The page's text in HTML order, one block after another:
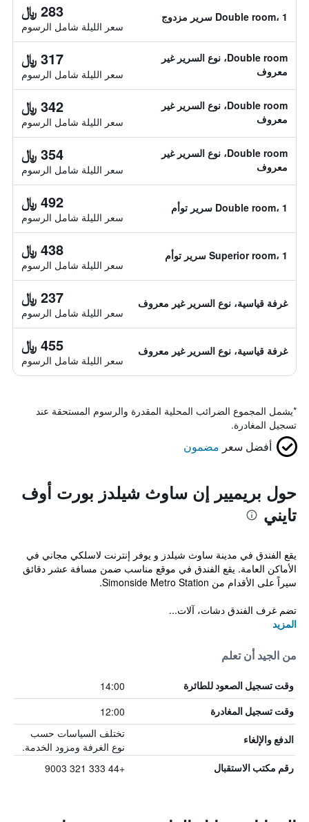
Double room، 1 سرير مزدوج 283 ﷼
سعر الليلة شامل الرسوم
Double room، نوع السرير غير
معروف
317 ﷼
سعر الليلة شامل الرسوم
Double room، نوع السرير غير
معروف
342 ﷼
سعر الليلة شامل الرسوم
Double room، نوع السرير غير
معروف
354 ﷼
سعر الليلة شامل الرسوم
Double room، 1 سرير توأم 492 ﷼
سعر الليلة شامل الرسوم
Superior room، 1 سرير توأم 438 ﷼
سعر الليلة شامل الرسوم
غرفة قياسية، نوع السرير غير معروف 237 ﷼
سعر الليلة شامل الرسوم
غرفة قياسية، نوع السرير غير معروف 455 ﷼
سعر الليلة شامل الرسوم
*يشمل المجموع الضرائب المحلية المقدرة والرسوم المستحقة عند
تسجيل المغادرة.
أفضل سعر مضمون
حول بريميير إن ساوث شيلدز بورت أوف
تايني
يقع الفندق في مدينة ساوث شيلدز و يوفر إنترنت لاسلكي مجاني في
الأماكن العامة. يقع الفندق في موقع مناسب ضمن مسافة عشر دقائق
سيراً على الأقدام من Simonside Metro Station.
تضم غرف الفندق دشات، آلات...
المزيد
من الجيد أن تعلم
وقت تسجيل الصعود للطائرة 14:00
وقت تسجيل المغادرة 12:00
الدفع والإلغاء
تختلف السياسات حسب
نوع الغرفة ومزود الخدمة.
رقم مكتب الاستقبال +44 333 321 9003